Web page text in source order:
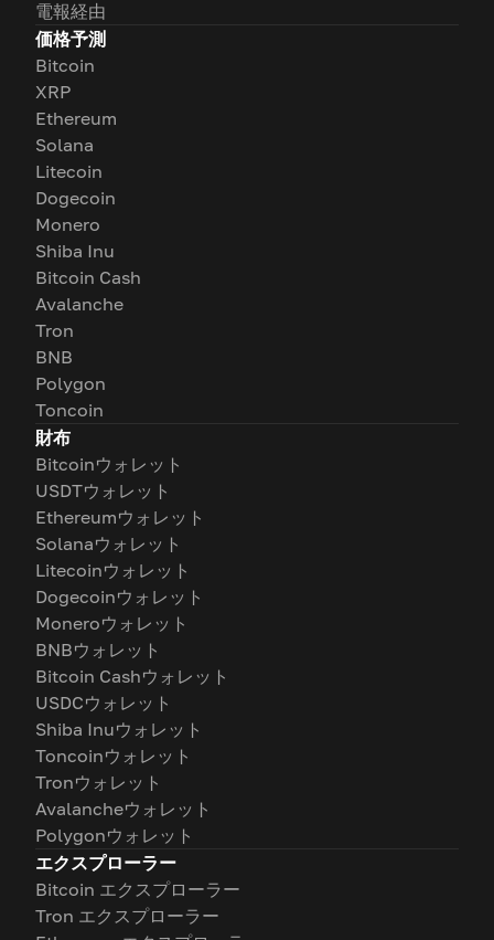
電報経由
価格予測
Bitcoin
XRP
Ethereum
Solana
Litecoin
Dogecoin
Monero
Shiba Inu
Bitcoin Cash
Avalanche
Tron
BNB
Polygon
Toncoin
財布
Bitcoinウォレット
USDTウォレット
Ethereumウォレット
Solanaウォレット
Litecoinウォレット
Dogecoinウォレット
Moneroウォレット
BNBウォレット
Bitcoin Cashウォレット
USDCウォレット
Shiba Inuウォレット
Toncoinウォレット
Tronウォレット
Avalancheウォレット
Polygonウォレット
エクスプローラー
Bitcoin エクスプローラー
Tron エクスプローラー